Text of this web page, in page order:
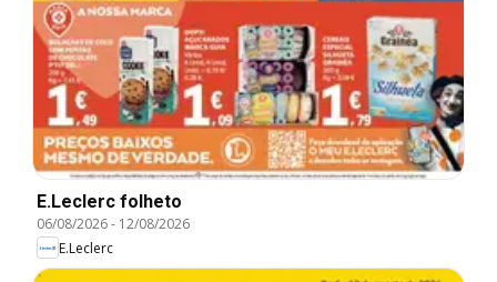
E.Leclerc folheto
06/08/2026- 12/08/2026
E.Leclerc